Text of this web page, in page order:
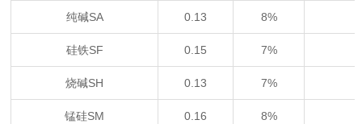
纯碱SA 0.13 8%
硅铁SF 0.15 7%
烧碱SH 0.13 7%
锰硅SM 0.16 8%